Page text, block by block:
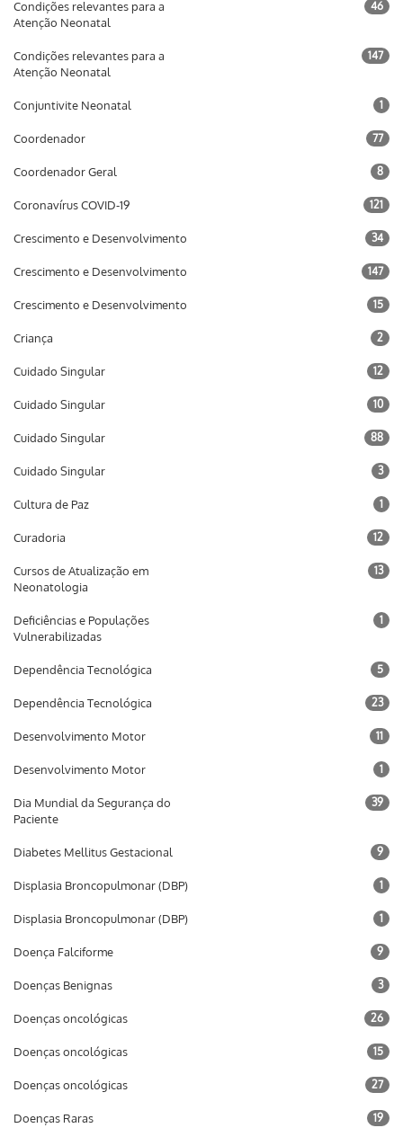
Condições relevantes para a
Atenção Neonatal
46
Condições relevantes para a
Atenção Neonatal
147
Conjuntivite Neonatal 1
Coordenador 77
Coordenador Geral 8
Coronavírus COVID-19 121
Crescimento e Desenvolvimento 34
Crescimento e Desenvolvimento 147
Crescimento e Desenvolvimento 15
Criança 2
Cuidado Singular 12
Cuidado Singular 10
Cuidado Singular 88
Cuidado Singular 3
Cultura de Paz 1
Curadoria 12
Cursos de Atualização em
Neonatologia
13
Deficiências e Populações
Vulnerabilizadas
1
Dependência Tecnológica 5
Dependência Tecnológica 23
Desenvolvimento Motor 11
Desenvolvimento Motor 1
Dia Mundial da Segurança do
Paciente
39
Diabetes Mellitus Gestacional 9
Displasia Broncopulmonar (DBP) 1
Displasia Broncopulmonar (DBP) 1
Doença Falciforme 9
Doenças Benignas 3
Doenças oncológicas 26
Doenças oncológicas 15
Doenças oncológicas 27
Doenças Raras 19